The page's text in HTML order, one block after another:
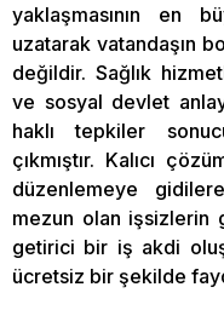
yaklaşmasının en
uzatarak vatandaşın
değildir. Sağlık
ve sosyal devlet
haklı tepkiler
çıkmıştır. Kalıcı
düzenlemeye
mezun olan işsizlerin
getirici bir iş akdi
ücretsiz bir şekilde